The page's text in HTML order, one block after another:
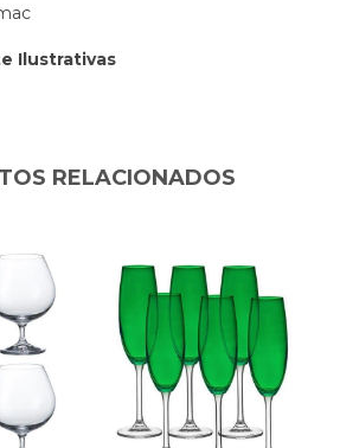
Ilustrativas
RELACIONADOS